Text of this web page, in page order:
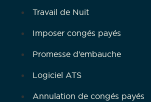
Travail de Nuit
Imposer congés payés
Promesse d’embauche
Logiciel ATS
Annulation de congés payés